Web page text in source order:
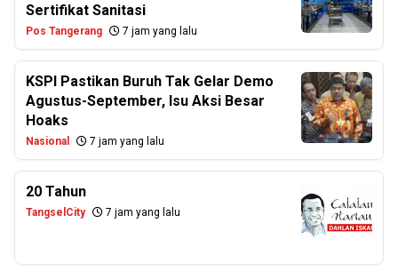
Sertifikat Sanitasi
Pos Tangerang 7 jam yang lalu
KSPI Pastikan Buruh Tak Gelar Demo
Agustus-September, Isu Aksi Besar
Hoaks
Nasional 7 jam yang lalu
20 Tahun
TangselCity 7 jam yang lalu